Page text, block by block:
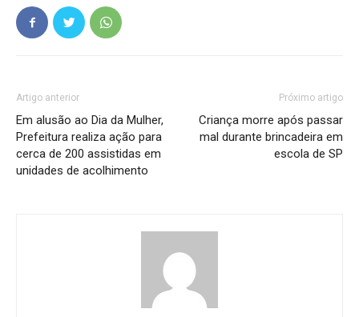
Artigo anterior
Em alusão ao Dia da Mulher,
Prefeitura realiza ação para
cerca de 200 assistidas em
unidades de acolhimento
Próximo artigo
Criança morre após passar
mal durante brincadeira em
escola de SP